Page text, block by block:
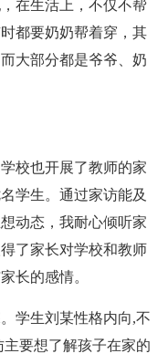
在生活上，不仅不帮
都要奶奶帮着穿，其
大部分都是爷爷、奶
校也开展了教师的家
学生。通过家访能及
动态，我耐心倾听家
了家长对学校和教师
长的感情。
学生刘某性格内向,不
要想了解孩子在家的